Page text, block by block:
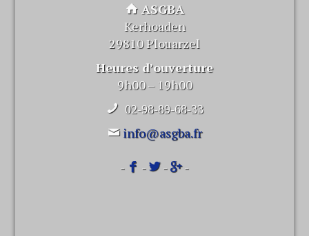
ASGBA
Kerhoaden
29810 Plouarzel
Heures d’ouverture
9h00 – 19h00
02-98-89-68-33
info@asgba.fr
- - - -